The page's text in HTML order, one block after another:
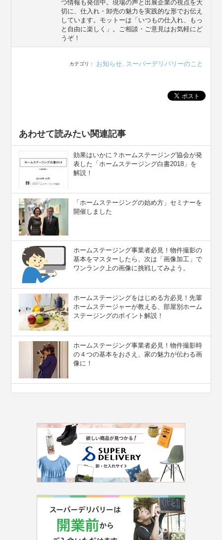
つ情報も発信中。現場の声と出展企業の視点を大
切に、仕入れ・卸売の魅力を実践的な形でお伝え
しています。モットーは「いつもの仕入れ、もっ
と自由に楽しく」。ご相談・ご意見はお気軽にど
うぞ！
カテゴリ： お知らせ, スーパーデリバリーのこと
あわせて読みたい関連記事
効果はいかに？ホームステージング協会が発
表した「ホームステージング白書2018」を
解説！
「ホームステージングの始め方」セミナーを
開催しました
ホームステージング事業者必見！物件撮影の
基本をマスターしたら、次は「画像加工」で
ワンランク上の画像に挑戦してみよう。
ホームステージングをはじめる方必見！先輩
ホームステージャーが教える、部屋別ホーム
ステージングのポイント解説！
ホームステージング事業者必見！物件撮影時
の４つの基本をおさえ、家の魅力が伝わる画
像に！